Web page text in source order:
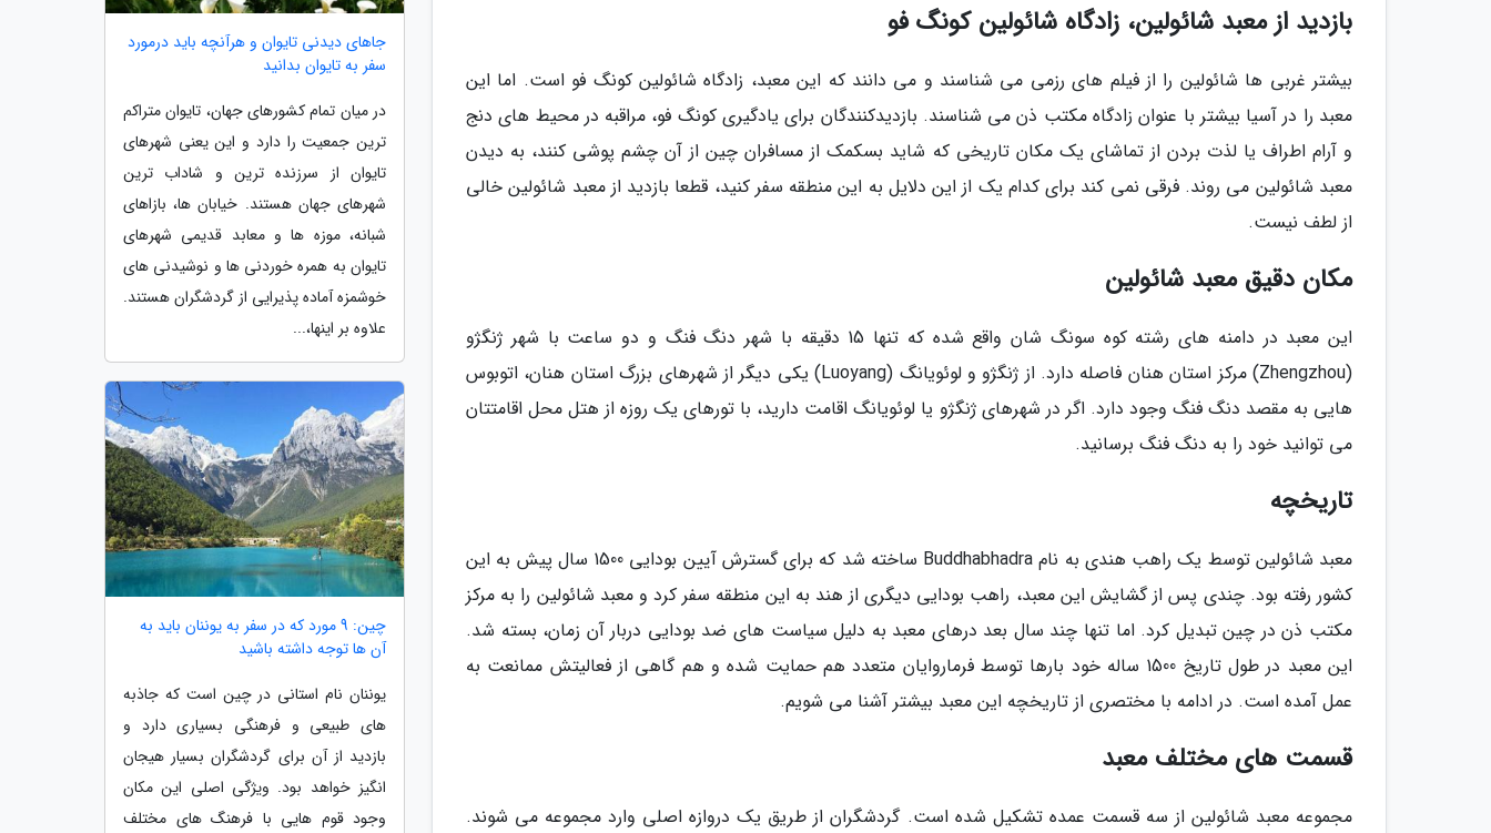
بازدید از معبد شائولین، زادگاه شائولین کونگ فو
بیشتر غربی ها شائولین را از فیلم های رزمی می شناسند و می دانند که این معبد، زادگاه شائولین کونگ فو است. اما این
معبد را در آسیا بیشتر با عنوان زادگاه مکتب ذن می شناسند. بازدیدکنندگان برای یادگیری کونگ فو، مراقبه در محیط های دنج
و آرام اطراف یا لذت بردن از تماشای یک مکان تاریخی که شاید بسکمک از مسافران چین از آن چشم پوشی کنند، به دیدن
معبد شائولین می روند. فرقی نمی کند برای کدام یک از این دلایل به این منطقه سفر کنید، قطعا بازدید از معبد شائولین خالی
از لطف نیست.
مکان دقیق معبد شائولین
این معبد در دامنه های رشته کوه سونگ شان واقع شده که تنها 15 دقیقه با شهر دنگ فنگ و دو ساعت با شهر ژنگژو
(Zhengzhou) مرکز استان هنان فاصله دارد. از ژنگژو و لوئویانگ (Luoyang) یکی دیگر از شهرهای بزرگ استان هنان، اتوبوس
هایی به مقصد دنگ فنگ وجود دارد. اگر در شهرهای ژنگژو یا لوئویانگ اقامت دارید، با تورهای یک روزه از هتل محل اقامتتان
می توانید خود را به دنگ فنگ برسانید.
تاریخچه
معبد شائولین توسط یک راهب هندی به نام Buddhabhadra ساخته شد که برای گسترش آیین بودایی 1500 سال پیش به این
کشور رفته بود. چندی پس از گشایش این معبد، راهب بودایی دیگری از هند به این منطقه سفر کرد و معبد شائولین را به مرکز
مکتب ذن در چین تبدیل کرد. اما تنها چند سال بعد درهای معبد به دلیل سیاست های ضد بودایی دربار آن زمان، بسته شد.
این معبد در طول تاریخ 1500 ساله خود بارها توسط فرماروایان متعدد هم حمایت شده و هم گاهی از فعالیتش ممانعت به
عمل آمده است. در ادامه با مختصری از تاریخچه این معبد بیشتر آشنا می شویم.
قسمت های مختلف معبد
مجموعه معبد شائولین از سه قسمت عمده تشکیل شده است. گردشگران از طریق یک دروازه اصلی وارد مجموعه می شوند.
جاهای دیدنی تایوان و هرآنچه باید درمورد
سفر به تایوان بدانید
در میان تمام کشورهای جهان، تایوان متراکم
ترین جمعیت را دارد و این یعنی شهرهای
تایوان از سرزنده ترین و شاداب ترین
شهرهای جهان هستند. خیابان ها، بازاهای
شبانه، موزه ها و معابد قدیمی شهرهای
تایوان به همره خوردنی ها و نوشیدنی های
خوشمزه آماده پذیرایی از گردشگران هستند.
علاوه بر اینها،...
چین: 9 مورد که در سفر به یوننان باید به
آن ها توجه داشته باشید
یوننان نام استانی در چین است که جاذبه
های طبیعی و فرهنگی بسیاری دارد و
بازدید از آن برای گردشگران بسیار هیجان
انگیز خواهد بود. ویژگی اصلی این مکان
وجود قوم هایی با فرهنگ های مختلف